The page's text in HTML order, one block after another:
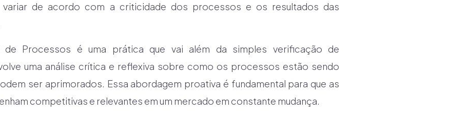
de acordo com a criticidade dos processos e os resultados das
Processos é uma prática que vai além da simples verificação de
uma análise crítica e reflexiva sobre como os processos estão sendo
ser aprimorados. Essa abordagem proativa é fundamental para que as
competitivas e relevantes em um mercado em constante mudança.